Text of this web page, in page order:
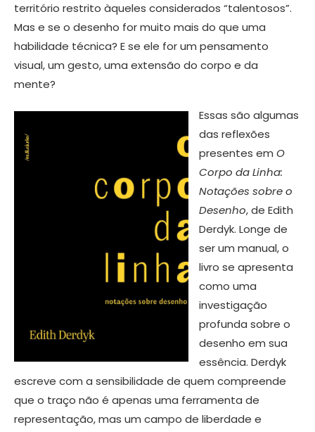
território restrito àqueles considerados “talentosos”.
Mas e se o desenho for muito mais do que uma
habilidade técnica? E se ele for um pensamento
visual, um gesto, uma extensão do corpo e da
mente?
Essas são algumas
das reflexões
presentes em O
Corpo da Linha:
Notações sobre o
Desenho, de Edith
Derdyk. Longe de
ser um manual, o
livro se apresenta
como uma
investigação
profunda sobre o
desenho em sua
essência. Derdyk
escreve com a sensibilidade de quem compreende
que o traço não é apenas uma ferramenta de
representação, mas um campo de liberdade e